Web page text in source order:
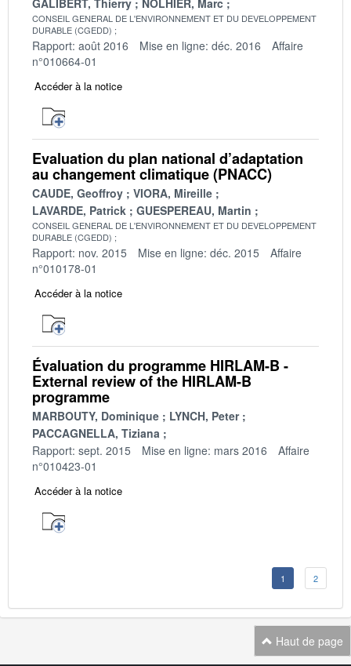
CONSEIL GENERAL DE L'ENVIRONNEMENT ET DU DEVELOPPEMENT
DURABLE (CGEDD)
Rapport: août 2016 Mise en ligne: déc. 2016
Affaire
n°010664-01
Accéder à la notice
Evaluation du plan national d’adaptation
au changement climatique (PNACC)
CAUDE, Geoffroy
VIORA, Mireille
LAVARDE, Patrick
GUESPEREAU, Martin
CONSEIL GENERAL DE L'ENVIRONNEMENT ET DU DEVELOPPEMENT
DURABLE (CGEDD)
Rapport: nov. 2015 Mise en ligne: déc. 2015
Affaire
n°010178-01
Accéder à la notice
Évaluation du programme HIRLAM-B -
External review of the HIRLAM-B
programme
MARBOUTY, Dominique
LYNCH, Peter
PACCAGNELLA, Tiziana
Rapport: sept. 2015
Mise en ligne: mars 2016
Affaire
n°010423-01
Accéder à la notice
1 2
Haut de page